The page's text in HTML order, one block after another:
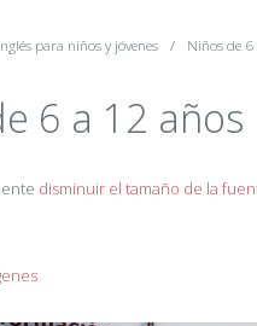
para niños y jóvenes Niños de
6 a 12 años
disminuir el tamaño de la